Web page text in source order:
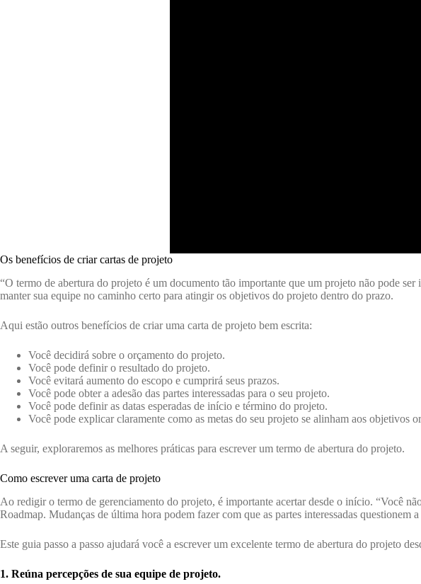
Os benefícios de criar cartas de projeto
“O termo de abertura do projeto é um documento tão importante que um projeto não pode
manter sua equipe no caminho certo para atingir os objetivos do projeto dentro do prazo.
Aqui estão outros benefícios de criar uma carta de projeto bem escrita:
Você decidirá sobre o orçamento do projeto.
Você pode definir o resultado do projeto.
Você evitará aumento do escopo e cumprirá seus prazos.
Você pode obter a adesão das partes interessadas para o seu projeto.
Você pode definir as datas esperadas de início e término do projeto.
Você pode explicar claramente como as metas do seu projeto se alinham aos objetivos
A seguir, exploraremos as melhores práticas para escrever um termo de abertura do projeto.
Como escrever uma carta de projeto
Ao redigir o termo de gerenciamento do projeto, é importante acertar desde o início. “Você
Roadmap. Mudanças de última hora podem fazer com que as partes interessadas questionem
Este guia passo a passo ajudará você a escrever um excelente termo de abertura do projeto
1. Reúna percepções de sua equipe de projeto.